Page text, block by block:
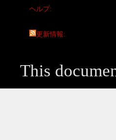
ヘルプ
更新情報
This